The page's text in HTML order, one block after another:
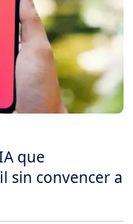
que
sin convencer a